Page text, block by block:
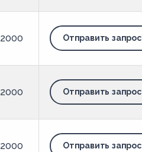
2000 Отправить запрос
2000 Отправить запрос
2000 Отправить запрос